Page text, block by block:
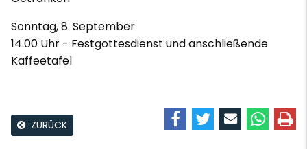
Sonntag, 8. September
14.00 Uhr - Festgottesdienst und anschließende
Kaffeetafel
ZURÜCK